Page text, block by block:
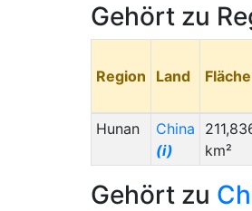
Gehört zu
Region Land Fläche
Hunan
China
(i)
km²
Gehört zu